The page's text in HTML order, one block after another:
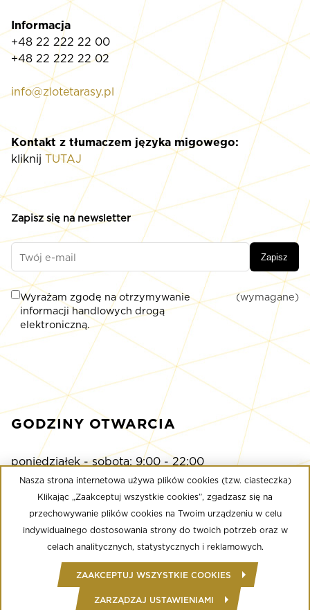
Informacja
+48 22 222 22 00
+48 22 222 22 02
info@zlotetarasy.pl
Kontakt z tłumaczem języka migowego:
kliknij TUTAJ
Zapisz się na newsletter
Zapisz
Wyrażam zgodę na otrzymywanie
informacji handlowych drogą
elektroniczną.
(wymagane)
GODZINY OTWARCIA
poniedziałek - sobota: 9:00 - 22:00
niedziela: 9:00 - 21:00
Multikino
poniedziałek - niedziela: 9:00 - do ostatniego seansu
Well Fitness
poniedziałek - niedziela: 24/7
Nasza strona internetowa używa plików cookies (tzw. ciasteczka)
Klikając „Zaakceptuj wszystkie cookies”, zgadzasz się na
przechowywanie plików cookies na Twoim urządzeniu w celu
indywidualnego dostosowania strony do twoich potrzeb oraz w
celach analitycznych, statystycznych i reklamowych.
ZAAKCEPTUJ WSZYSTKIE COOKIES
ZARZĄDZAJ USTAWIENIAMI